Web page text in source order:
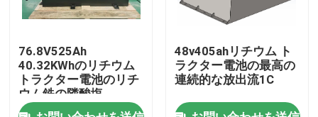
製品
フォークリフトのリチウム電池
ヨットのリチウム電池
76.8V525Ah
40.32KWhのリチウム
トラクター電池のリチ
ウム鉄の隣酸塩
48v405ahリチウム ト
ラクター電池の最高の
連続的な放出流1C